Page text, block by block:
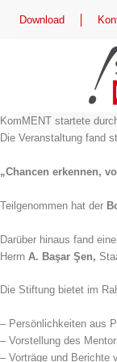
Download
KomMENT startete
Die Veranstaltung fand
„Chancen erkennen,
Teilgenommen hat der
Darüber hinaus fand
Herrn A. Başar Şen,
Die Stiftung bietet im
– Persönlichkeiten aus
– Vorstellung des
– Vorträge und Berichte